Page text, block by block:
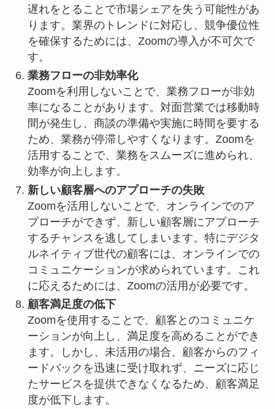
遅れをとることで市場シェアを失う可能性があ
ります。業界のトレンドに対応し、競争優位性
を確保するためには、Zoomの導入が不可欠で
す。
業務フローの非効率化
Zoomを利用しないことで、業務フローが非効
率になることがあります。対面営業では移動時
間が発生し、商談の準備や実施に時間を要する
ため、業務が停滞しやすくなります。Zoomを
活用することで、業務をスムーズに進められ、
効率が向上します。
新しい顧客層へのアプローチの失敗
Zoomを活用しないことで、オンラインでのア
プローチができず、新しい顧客層にアプローチ
するチャンスを逃してしまいます。特にデジタ
ルネイティブ世代の顧客には、オンラインでの
コミュニケーションが求められています。これ
に応えるためには、Zoomの活用が必要です。
顧客満足度の低下
Zoomを使用することで、顧客とのコミュニケ
ーションが向上し、満足度を高めることができ
ます。しかし、未活用の場合、顧客からのフィ
ードバックを迅速に受け取れず、ニーズに応じ
たサービスを提供できなくなるため、顧客満足
度が低下します。